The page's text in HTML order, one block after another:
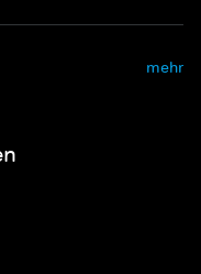
mehr